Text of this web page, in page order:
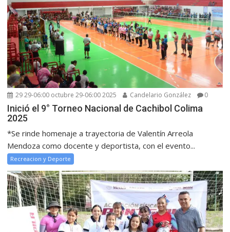
29 29-06:00 octubre 29-06:00 2025 Candelario González 0
Inició el 9° Torneo Nacional de Cachibol Colima
2025
*Se rinde homenaje a trayectoria de Valentín Arreola
Mendoza como docente y deportista, con el evento...
Recreacion y Deporte